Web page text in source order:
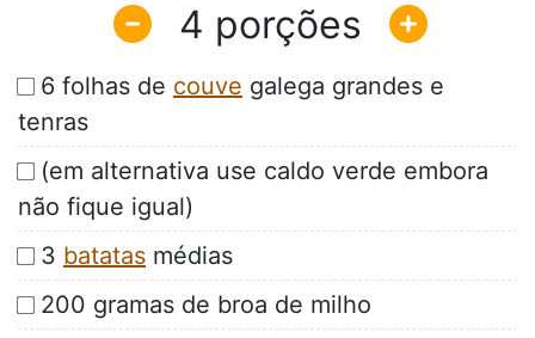
4
6 folhas de couve galega grandes e
tenras
(em alternativa use caldo verde embora
não fique igual)
3 batatas médias
200 gramas de broa de milho